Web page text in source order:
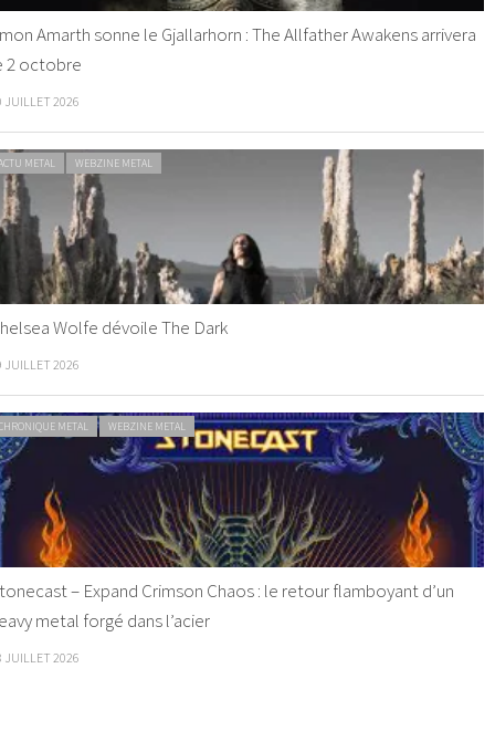
Amarth sonne le Gjallarhorn : The Allfather Awakens arrivera
2 octobre
JUILLET 2026
METAL WEBZINE METAL
Wolfe dévoile The Dark
JUILLET 2026
METAL WEBZINE METAL
– Expand Crimson Chaos : le retour flamboyant d’un
metal forgé dans l’acier
JUILLET 2026